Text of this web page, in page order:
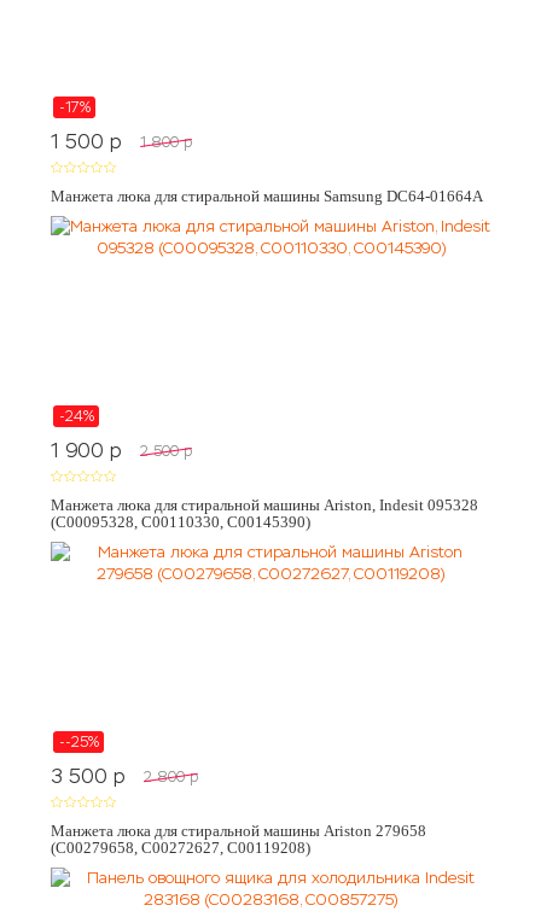
-17%
1 500 p 1 800 p
Манжета люка для стиральной машины Samsung DC64-01664A
-24%
1 900 p 2 500 p
Манжета люка для стиральной машины Ariston, Indesit 095328
(C00095328, C00110330, C00145390)
--25%
3 500 p 2 800 p
Манжета люка для стиральной машины Ariston 279658
(C00279658, C00272627, C00119208)